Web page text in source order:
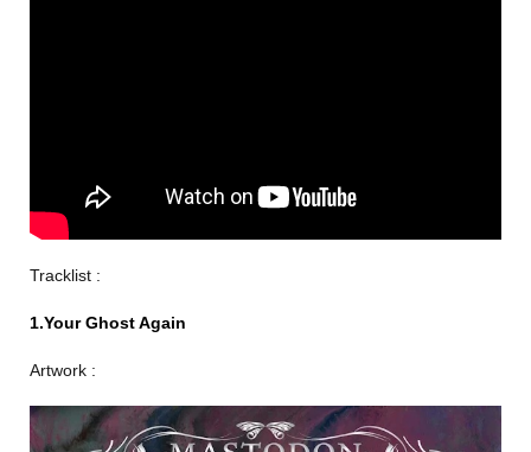
Tracklist :
1.Your Ghost Again
Artwork :